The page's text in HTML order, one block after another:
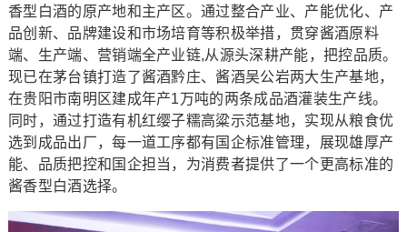
香型白酒的原产地和主产区。通过整合产业、产能优化、产
品创新、品牌建设和市场培育等积极举措，贯穿酱酒原料
端、生产端、营销端全产业链,从源头深耕产能，把控品质。
现已在茅台镇打造了酱酒黔庄、酱酒吴公岩两大生产基地，
在贵阳市南明区建成年产1万吨的两条成品酒灌装生产线。
同时，通过打造有机红缨子糯高粱示范基地，实现从粮食优
选到成品出厂，每一道工序都有国企标准管理，展现雄厚产
能、品质把控和国企担当，为消费者提供了一个更高标准的
酱香型白酒选择。